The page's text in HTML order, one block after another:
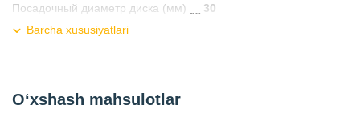
Посадочный диаметр диска (мм) 30
Длина (мм)
Barcha xususiyatlari
O‘xshash mahsulotlar